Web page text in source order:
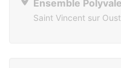
Ensemble
Saint Vincent sur Oust